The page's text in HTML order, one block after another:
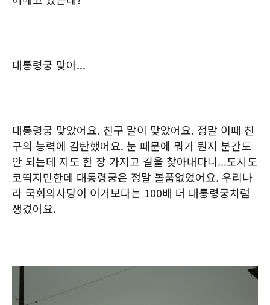
대통령궁 맞아...
대통령궁 맞았어요. 친구 말이 맞았어요. 정말 이때 친
구의 능력에 감탄했어요. 눈 때문에 뭐가 뭔지 분간도
안 되는데 지도 한 장 가지고 길을 찾아내다니...도시도
코딱지만한데 대통령궁은 정말 볼품없었어요. 우리나
라 국회의사당이 이거보다는 100배 더 대통령궁처럼
생겼어요.